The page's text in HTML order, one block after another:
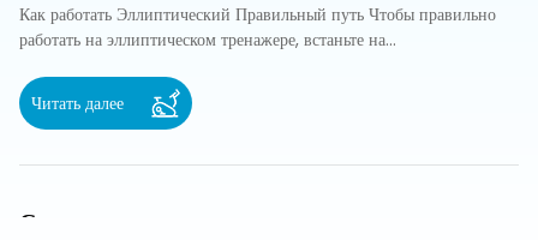
Как работать Эллиптический Правильный путь Чтобы правильно
работать на эллиптическом тренажере, встаньте на...
Читать далее
Сожженные калории на эллиптическом